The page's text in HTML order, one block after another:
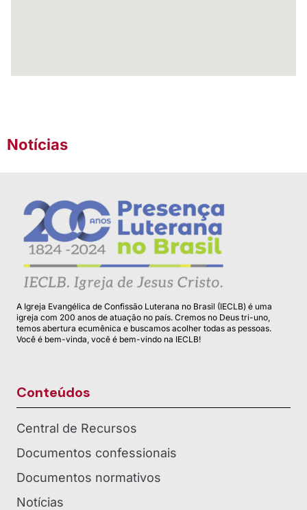
Notícias
A Igreja Evangélica de Confissão Luterana no Brasil (IECLB) é uma
igreja com 200 anos de atuação no país. Cremos no Deus tri-uno,
temos abertura ecumênica e buscamos acolher todas as pessoas.
Você é bem-vinda, você é bem-vindo na IECLB!
Conteúdos
Central de Recursos
Documentos confessionais
Documentos normativos
Notícias